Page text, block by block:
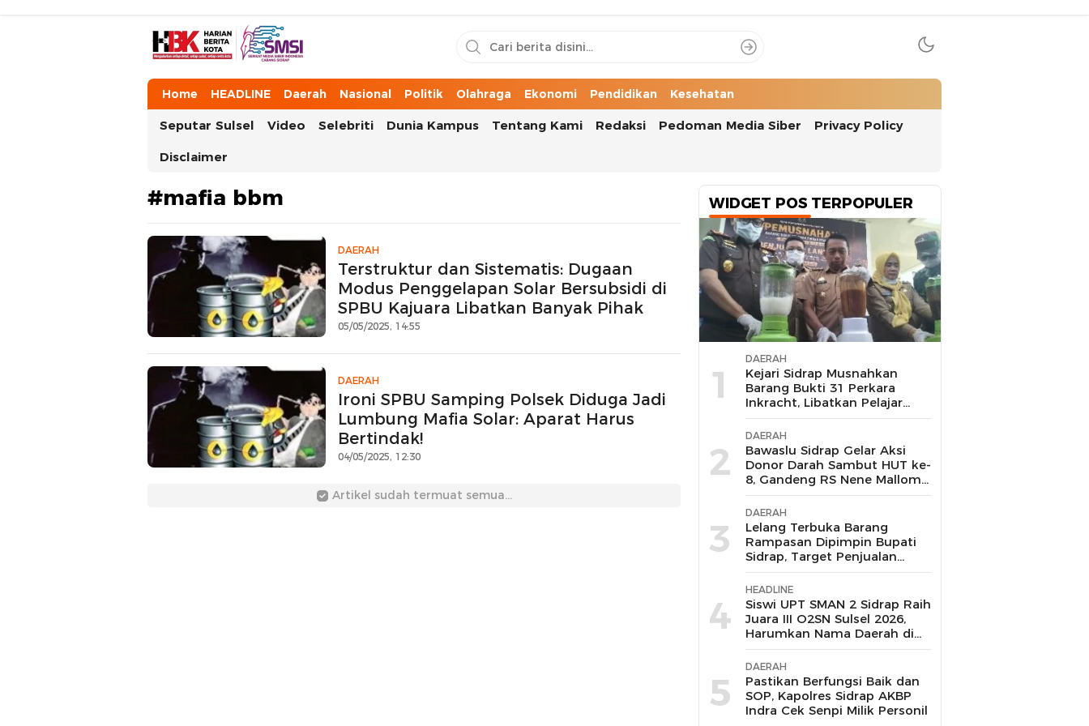
HarianBeritaKota
Mengabarkan Setiap Detil, Sudut, dan Cerita Kota
Home HEADLINE Daerah Nasional Politik Olahraga Ekonomi Pendidikan Kesehatan
Seputar Sulsel Video Selebriti Dunia Kampus Tentang Kami Redaksi Pedoman Media Siber Privacy Policy
Disclaimer
#mafia bbm
DAERAH
Terstruktur dan Sistematis: Dugaan
Modus Penggelapan Solar Bersubsidi di
SPBU Kajuara Libatkan Banyak Pihak
05/05/2025, 14:55
DAERAH
Ironi SPBU Samping Polsek Diduga Jadi
Lumbung Mafia Solar: Aparat Harus
Bertindak!
04/05/2025, 12:30
Artikel sudah termuat semua...
WIDGET POS TERPOPULER
1
DAERAH
Kejari Sidrap Musnahkan
Barang Bukti 31 Perkara
Inkracht, Libatkan Pelajar
untuk Edukasi Bahaya
Narkoba
2
DAERAH
Bawaslu Sidrap Gelar Aksi
Donor Darah Sambut HUT ke-
8, Gandeng RS Nene Mallomo
dan Polres
3
DAERAH
Lelang Terbuka Barang
Rampasan Dipimpin Bupati
Sidrap, Target Penjualan
Kejari Berhasil Lampaui Nilai
Limit hingga Rp104,6 Juta
4
HEADLINE
Siswi UPT SMAN 2 Sidrap Raih
Juara III O2SN Sulsel 2026,
Harumkan Nama Daerah di
Cabang Renang
5
DAERAH
Pastikan Berfungsi Baik dan
SOP, Kapolres Sidrap AKBP
Indra Cek Senpi Milik Personil